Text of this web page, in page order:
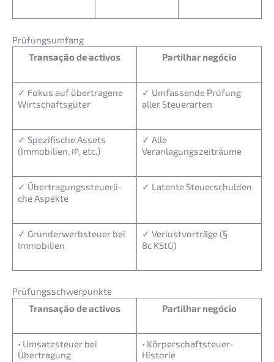
Prüfungs­um­fang
Transa­ção de activos
Partil­har negócio
✓ Fokus auf übertra­ge­ne
Wirtschaftsgüter
✓ Umfas­sen­de Prüfung
aller Steuerarten
✓ Spezi­fi­sche Assets
(Immobi­li­en, IP, etc.)
✓ Alle
Veranlagungszeiträume
✓ Übertra­gungs­steu­er­li­
che Aspekte
✓ Laten­te Steuerschulden
✓ Grund­er­werb­steu­er bei
Immobilien
✓ Verlust­vor­trä­ge (§
8c KStG)
Prüfungs­schwer­punk­te
Transa­ção de activos
Partil­har negócio
• Umsatz­steu­er bei
Übertragung
• Körper­schaft­steu­er-
Histo­rie